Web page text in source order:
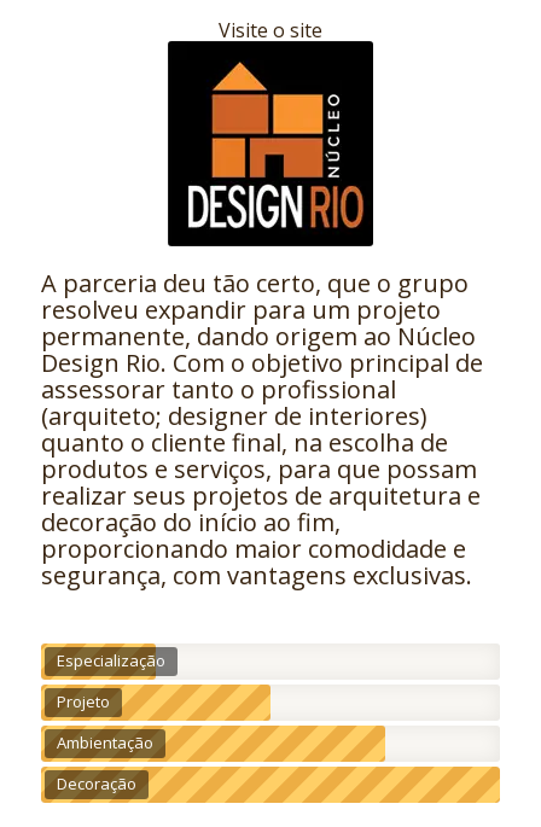
Visite o site
A parceria deu tão certo, que o grupo
resolveu expandir para um projeto
permanente, dando origem ao Núcleo
Design Rio. Com o objetivo principal de
assessorar tanto o profissional
(arquiteto; designer de interiores)
quanto o cliente final, na escolha de
produtos e serviços, para que possam
realizar seus projetos de arquitetura e
decoração do início ao fim,
proporcionando maior comodidade e
segurança, com vantagens exclusivas.
Especialização
Projeto
Ambientação
Decoração